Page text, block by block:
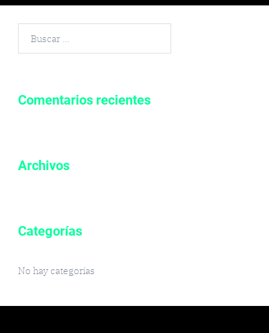
Comentarios recientes
Archivos
Categorías
No hay categorías